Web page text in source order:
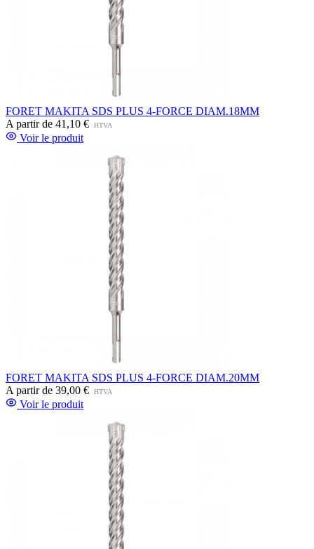
FORET MAKITA SDS PLUS 4-FORCE DIAM.18MM
A partir de 41,10 € HTVA
Voir le produit
FORET MAKITA SDS PLUS 4-FORCE DIAM.20MM
A partir de 39,00 € HTVA
Voir le produit